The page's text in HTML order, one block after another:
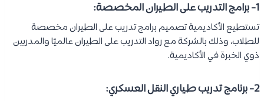
1- برامج التدريب على الطيران المخصصة:
تستطيع الأكاديمية تصميم برامج تدريب على الطيران مخصصة
للطلاب، وذلك بالشركة مع رواد التدريب على الطيران عالميًا والمدربين
ذوي الخبرة في الأكاديمية.
2- برنامج تدريب طياري النقل العسكري: